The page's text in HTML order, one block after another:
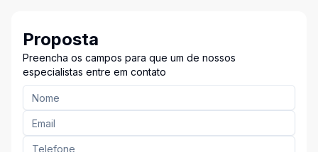
Proposta
Preencha os campos para que um de nossos
especialistas entre em contato